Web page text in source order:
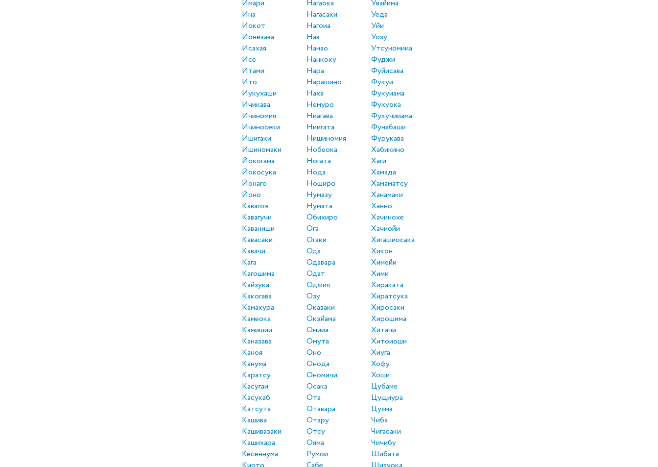
Имари
Ина
Иокот
Ионезава
Исахая
Исе
Итами
Ито
Иукухаши
Ичикава
Ичиномия
Ичиносеки
Ишигаки
Ишиномаки
Йокогама
Йокосука
Йонаго
Йоно
Кавагоэ
Кавагучи
Каваниши
Кавасаки
Кавачи
Кага
Кагошима
Кайзука
Какогава
Камакура
Камеока
Камишии
Каназава
Каноя
Канума
Каратсу
Касугаи
Касукаб
Катсута
Кашива
Кашивазаки
Кашихара
Кесеннума
Нагаока
Нагасаки
Нагоиа
Наз
Нанао
Нанкоку
Нара
Нарашино
Наха
Немуро
Ниагава
Ниигата
Нишиномия
Нобеока
Ногата
Нода
Ноширо
Нумазу
Нумата
Обихиро
Ога
Огаки
Ода
Одавара
Одат
Оджия
Озу
Оказаки
Окэйама
Омииа
Омута
Оно
Онода
Ономичи
Осака
Ота
Отавара
Отару
Отсу
Ояма
Румои
Увайима
Уеда
Уйи
Уозу
Утсуномииа
Фуджи
Фуйисава
Фукуи
Фукуиама
Фукуока
Фукучииама
Фунабаши
Фурукава
Хабикино
Хаги
Хамада
Хамаматсу
Ханамаки
Ханно
Хачинохе
Хачиойи
Хигашиосака
Хикон
Химейи
Хими
Хираката
Хиратсука
Хиросаки
Хирошима
Хитачи
Хитоиоши
Хиуга
Хофу
Хоши
Цубаме
Цущиура
Цуяма
Чиба
Чигасаки
Чичибу
Шибата